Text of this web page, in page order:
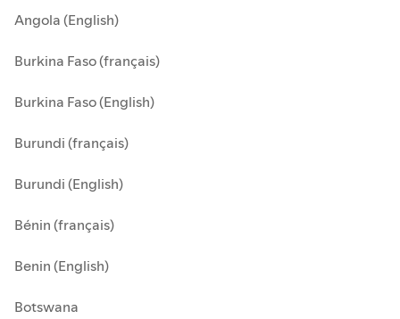
Angola (English)
Burkina Faso (français)
Burkina Faso (English)
Burundi (français)
Burundi (English)
Bénin (français)
Benin (English)
Botswana